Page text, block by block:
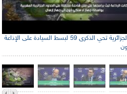
الإذاعة الجزائرية تحي الذكرى 59 لبسط السيادة على الإذاعة